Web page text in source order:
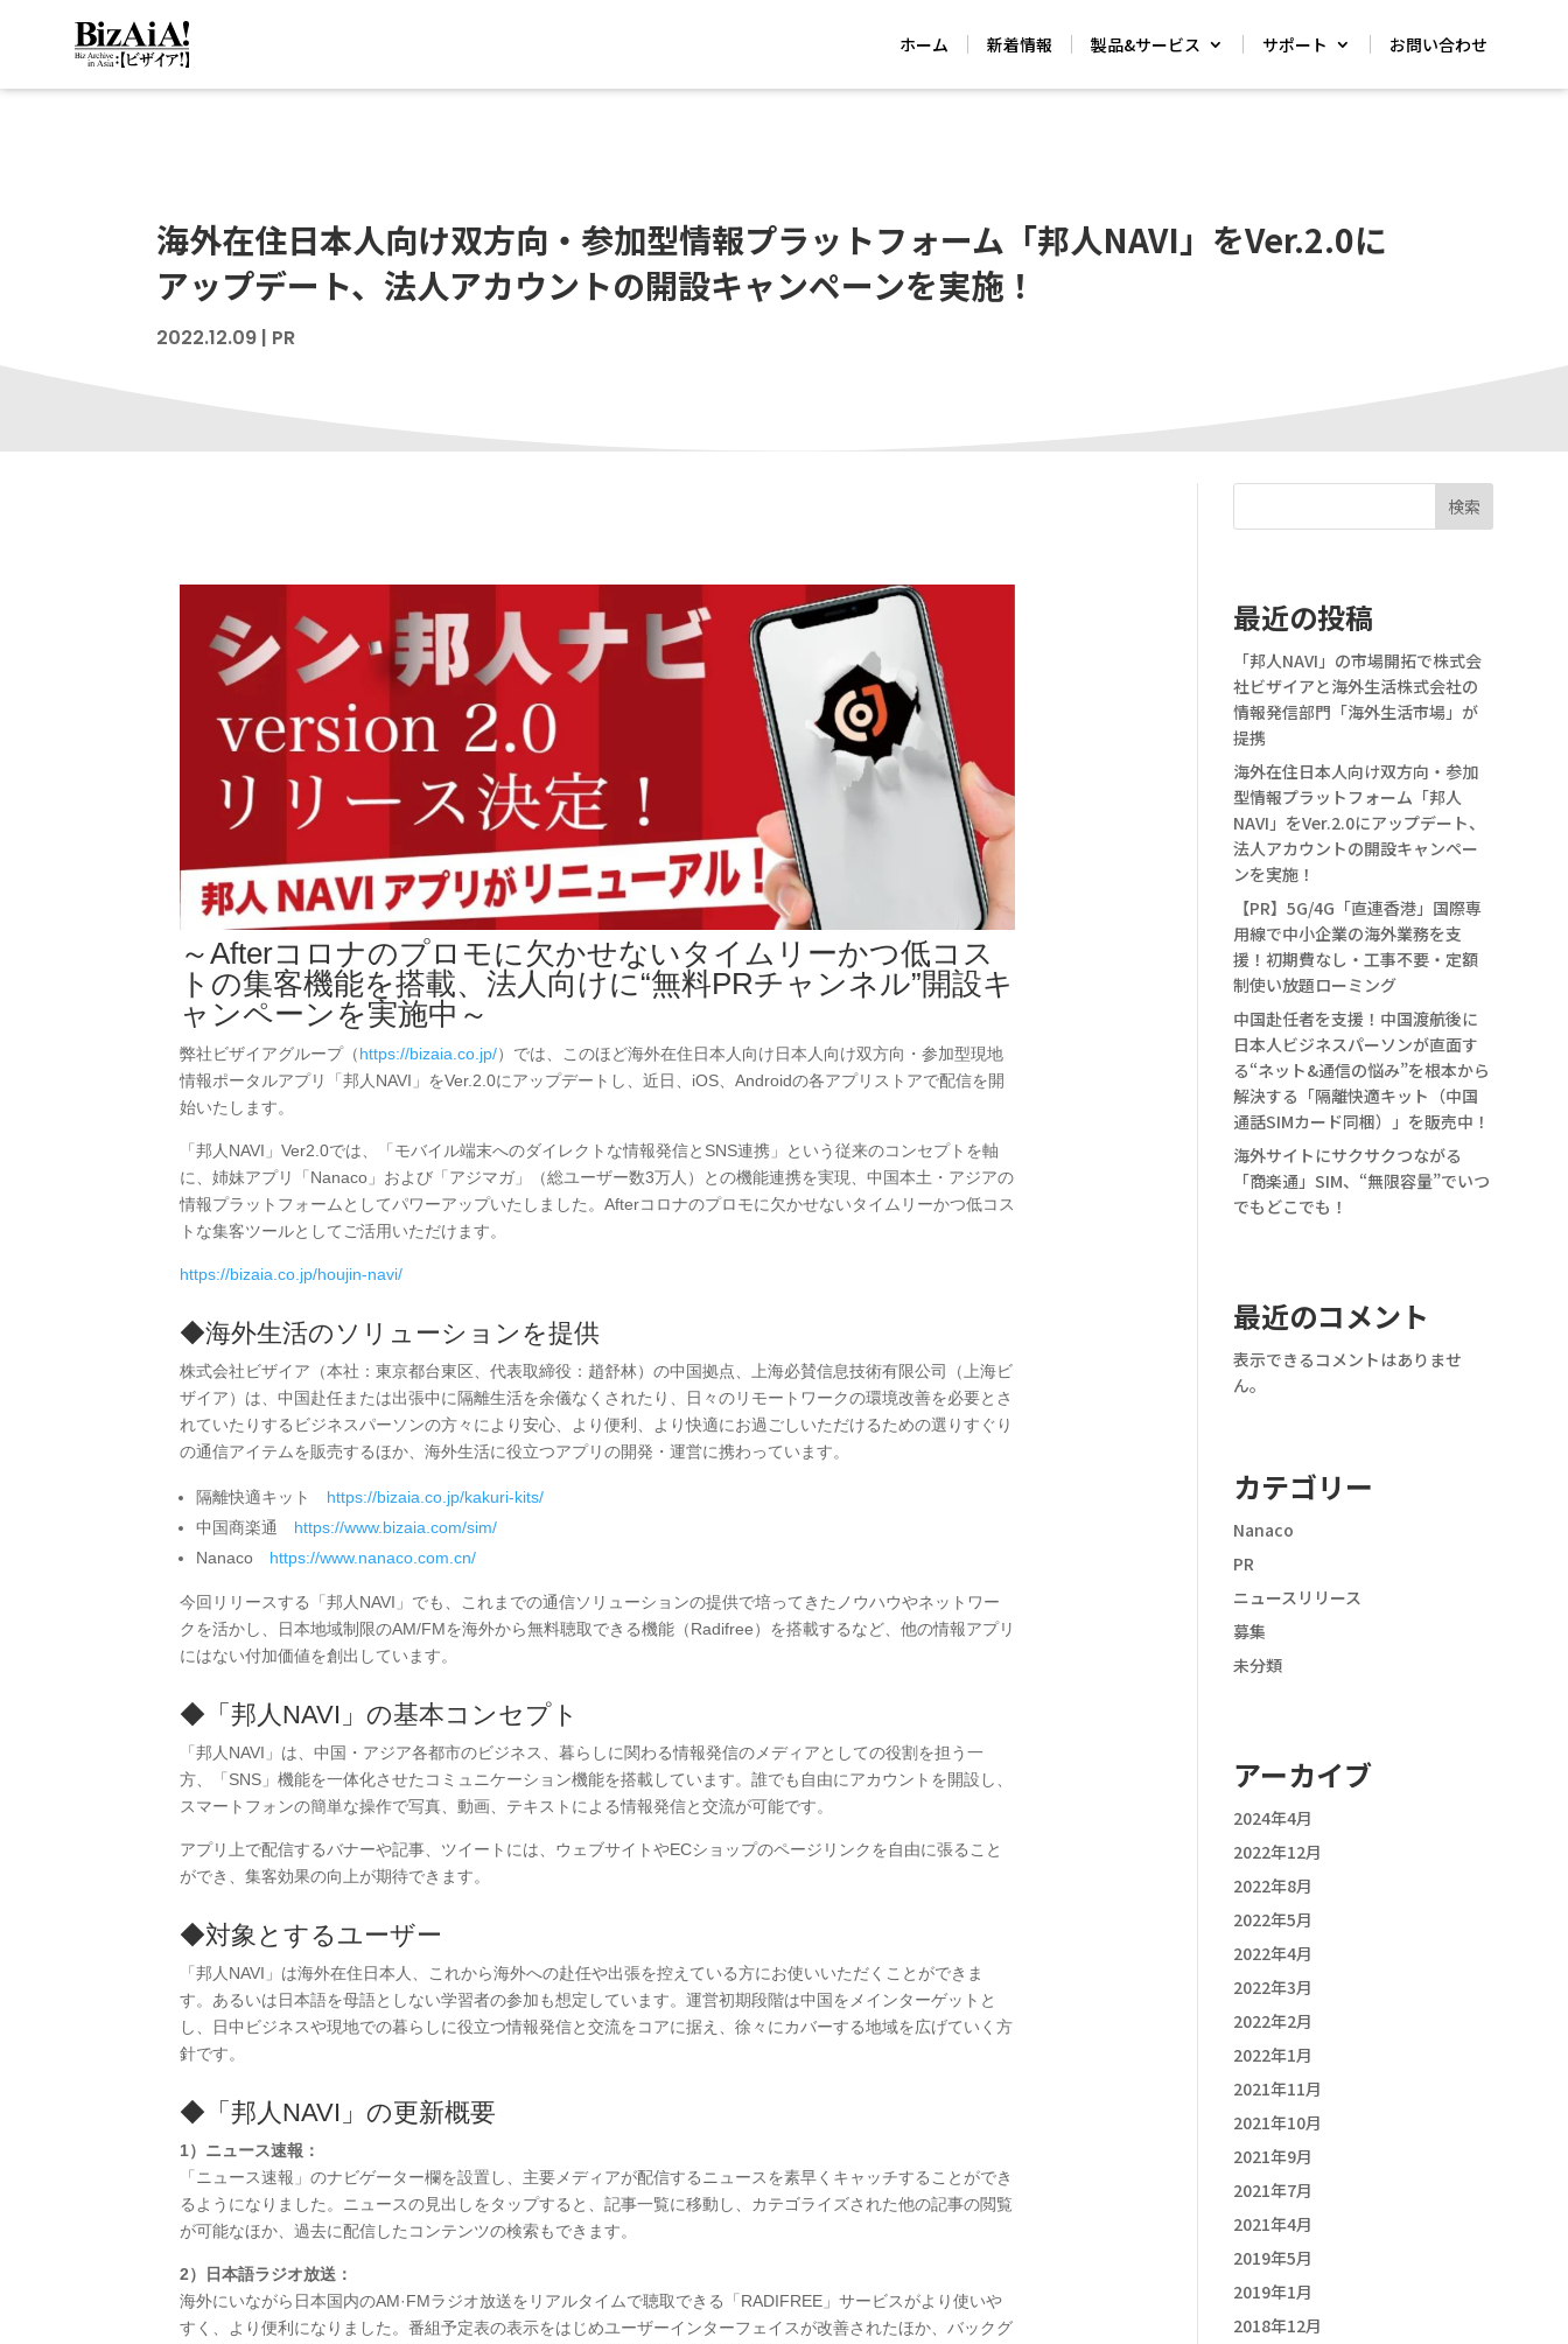
ホーム 新着情報 製品&サービス サポート お問い合わせ
海外在住日本人向け双方向・参加型情報プラットフォーム「邦人NAVI」をVer.2.0に
アップデート、法人アカウントの開設キャンペーンを実施！
2022.12.09 | PR
～Afterコロナのプロモに欠かせないタイムリーかつ低コス
トの集客機能を搭載、法人向けに“無料PRチャンネル”開設キ
ャンペーンを実施中～
弊社ビザイアグループ（https://bizaia.co.jp/）では、このほど海外在住日本人向け日本人向け双方向・参加型現地
情報ポータルアプリ「邦人NAVI」をVer.2.0にアップデートし、近日、iOS、Androidの各アプリストアで配信を開
始いたします。
「邦人NAVI」Ver2.0では、「モバイル端末へのダイレクトな情報発信とSNS連携」という従来のコンセプトを軸
に、姉妹アプリ「Nanaco」および「アジマガ」（総ユーザー数3万人）との機能連携を実現、中国本土・アジアの
情報プラットフォームとしてパワーアップいたしました。Afterコロナのプロモに欠かせないタイムリーかつ低コス
トな集客ツールとしてご活用いただけます。
https://bizaia.co.jp/houjin-navi/
◆海外生活のソリューションを提供
株式会社ビザイア（本社：東京都台東区、代表取締役：趙舒林）の中国拠点、上海必賛信息技術有限公司（上海ビ
ザイア）は、中国赴任または出張中に隔離生活を余儀なくされたり、日々のリモートワークの環境改善を必要とさ
れていたりするビジネスパーソンの方々により安心、より便利、より快適にお過ごしいただけるための選りすぐり
の通信アイテムを販売するほか、海外生活に役立つアプリの開発・運営に携わっています。
隔離快適キット https://bizaia.co.jp/kakuri-kits/
中国商楽通 https://www.bizaia.com/sim/
Nanaco https://www.nanaco.com.cn/
今回リリースする「邦人NAVI」でも、これまでの通信ソリューションの提供で培ってきたノウハウやネットワー
クを活かし、日本地域制限のAM/FMを海外から無料聴取できる機能（Radifree）を搭載するなど、他の情報アプリ
にはない付加価値を創出しています。
◆「邦人NAVI」の基本コンセプト
「邦人NAVI」は、中国・アジア各都市のビジネス、暮らしに関わる情報発信のメディアとしての役割を担う一
方、「SNS」機能を一体化させたコミュニケーション機能を搭載しています。誰でも自由にアカウントを開設し、
スマートフォンの簡単な操作で写真、動画、テキストによる情報発信と交流が可能です。
アプリ上で配信するバナーや記事、ツイートには、ウェブサイトやECショップのページリンクを自由に張ること
ができ、集客効果の向上が期待できます。
◆対象とするユーザー
「邦人NAVI」は海外在住日本人、これから海外への赴任や出張を控えている方にお使いいただくことができま
す。あるいは日本語を母語としない学習者の参加も想定しています。運営初期段階は中国をメインターゲットと
し、日中ビジネスや現地での暮らしに役立つ情報発信と交流をコアに据え、徐々にカバーする地域を広げていく方
針です。
◆「邦人NAVI」の更新概要
1）ニュース速報：
「ニュース速報」のナビゲーター欄を設置し、主要メディアが配信するニュースを素早くキャッチすることができ
るようになりました。ニュースの見出しをタップすると、記事一覧に移動し、カテゴライズされた他の記事の閲覧
が可能なほか、過去に配信したコンテンツの検索もできます。
2）日本語ラジオ放送：
海外にいながら日本国内のAM·FMラジオ放送をリアルタイムで聴取できる「RADIFREE」サービスがより使いや
すく、より便利になりました。番組予定表の表示をはじめユーザーインターフェイスが改善されたほか、バックグ
検索
最近の投稿
「邦人NAVI」の市場開拓で株式会
社ビザイアと海外生活株式会社の
情報発信部門「海外生活市場」が
提携
海外在住日本人向け双方向・参加
型情報プラットフォーム「邦人
NAVI」をVer.2.0にアップデート、
法人アカウントの開設キャンペー
ンを実施！
【PR】5G/4G「直連香港」国際専
用線で中小企業の海外業務を支
援！初期費なし・工事不要・定額
制使い放題ローミング
中国赴任者を支援！中国渡航後に
日本人ビジネスパーソンが直面す
る“ネット&通信の悩み”を根本から
解決する「隔離快適キット（中国
通話SIMカード同梱）」を販売中！
海外サイトにサクサクつながる
「商楽通」SIM、“無限容量”でいつ
でもどこでも！
最近のコメント
表示できるコメントはありませ
ん。
カテゴリー
Nanaco
PR
ニュースリリース
募集
未分類
アーカイブ
2024年4月
2022年12月
2022年8月
2022年5月
2022年4月
2022年3月
2022年2月
2022年1月
2021年11月
2021年10月
2021年9月
2021年7月
2021年4月
2019年5月
2019年1月
2018年12月